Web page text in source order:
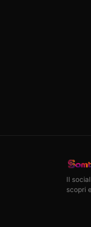
Il
scopri